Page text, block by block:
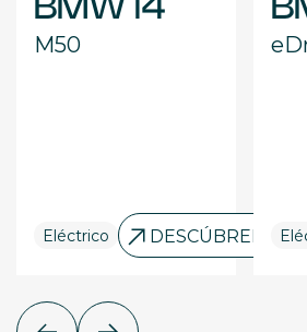
BMW i4
M50
Eléctrico DESCÚBRELO